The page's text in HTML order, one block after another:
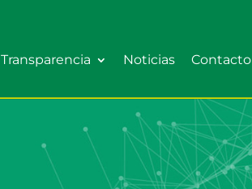
Transparencia Noticias Contacto